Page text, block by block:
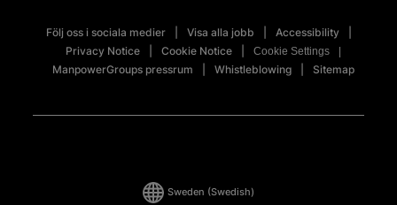
Följ oss i sociala medier Visa alla jobb
Accessibility
Privacy Notice
Cookie Notice Cookie Settings
ManpowerGroups pressrum Whistleblowing Sitemap
Sweden (Swedish)